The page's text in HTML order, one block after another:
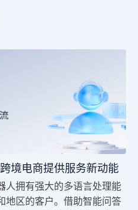
出准确、即时的回答，极大
境电商提供服务新动能
人拥有强大的多语言处理能
地区的客户。借助智能问答